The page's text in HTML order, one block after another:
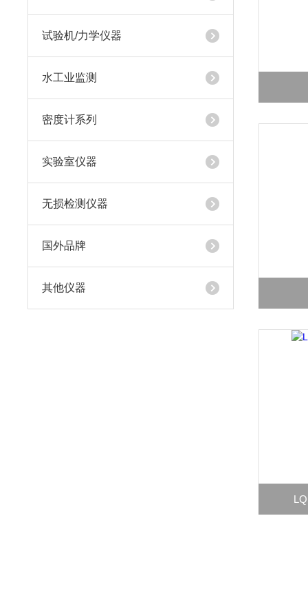
试验机/力学仪器
水工业监测
密度计系列
实验室仪器
无损检测仪器
国外品牌
其他仪器